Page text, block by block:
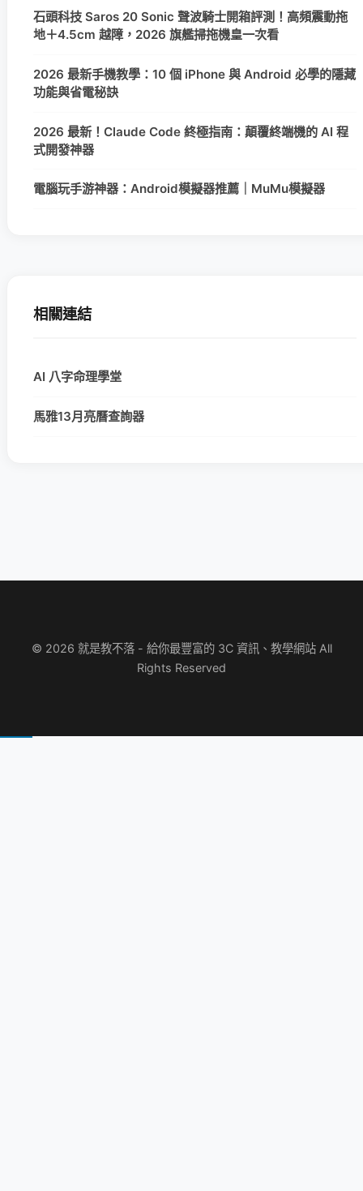
石頭科技 Saros 20 Sonic 聲波騎士開箱評測！高頻震動拖
地＋4.5cm 越障，2026 旗艦掃拖機皇一次看
2026 最新手機教學：10 個 iPhone 與 Android 必學的隱藏
功能與省電秘訣
2026 最新！Claude Code 終極指南：顛覆終端機的 AI 程
式開發神器
電腦玩手游神器：Android模擬器推薦｜MuMu模擬器
相關連結
AI 八字命理學堂
馬雅13月亮曆查詢器
© 2026 就是教不落 - 給你最豐富的 3C 資訊、教學網站 All
Rights Reserved